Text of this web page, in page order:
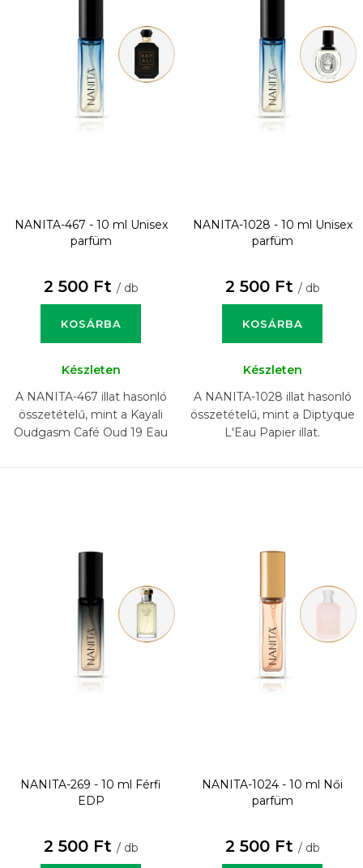
NANITA-467 - 10 ml Unisex
parfüm
2 500 Ft / db
KOSÁRBA
Készleten
A NANITA-467 illat hasonló
összetételű, mint a Kayali
Oudgasm Café Oud 19 Eau
NANITA-1028 - 10 ml Unisex
parfüm
2 500 Ft / db
KOSÁRBA
Készleten
A NANITA-1028 illat hasonló
összetételű, mint a Diptyque
L'Eau Papier illat.
NANITA-269 - 10 ml
Férfi
EDP
2 500 Ft / db
NANITA-1024 - 10 ml
Női
parfüm
2 500 Ft / db